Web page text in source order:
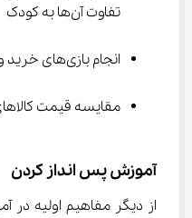
تفاوت آن‌ها به کودک
انجام بازی‌های خرید و فروش با کودک در خانه
مقایسه قیمت
آموزش پس انداز کردن
از دیگر مفاهیم اولیه در